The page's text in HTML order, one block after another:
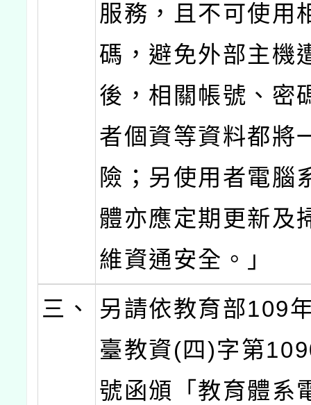
服務，且不可使用
碼，避免外部主機
後，相關帳號、密
者個資等資料都將
險；另使用者電腦
體亦應定期更新及
維資通安全。」
三、
另請依教育部109
臺教資(四)字第
號函頒「教育體系